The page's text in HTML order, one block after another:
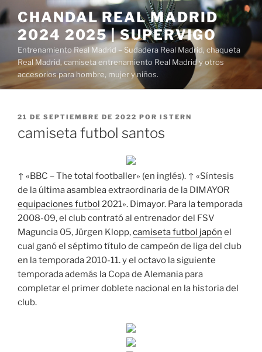
Saltar
al
contenido
CHANDAL REAL MADRID
2024 2025 | SUPERVIGO
Entrenamiento Real Madrid – Sudadera Real Madrid, chaqueta
Real Madrid, camiseta entrenamiento Real Madrid y otros
accesorios para hombre, mujer y niños.
PUBLICADO
21 DE SEPTIEMBRE DE 2022 POR ISTERN
camiseta futbol santos
↑ «BBC – The total footballer» (en inglés). ↑ «Síntesis
de la última asamblea extraordinaria de la DIMAYOR
equipaciones futbol 2021». Dimayor. Para la temporada
2008-09, el club contrató al entrenador del FSV
Maguncia 05, Jürgen Klopp,camiseta futbol japón el
cual ganó el séptimo título de campeón de liga del club
en la temporada 2010-11. y el octavo la siguiente
temporada además la Copa de Alemania para
completar el primer doblete nacional en la historia del
club.